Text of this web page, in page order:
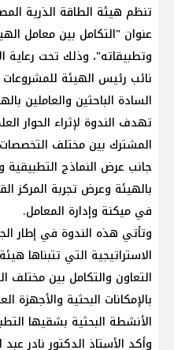
تنظم هيئة الطاقة الذرية
عنوان "التكامل بين معامل
وتطبيقاته"، وذلك تحت رعاية
نائب رئيس الهيئة
السادة الباحثين والعاملين
تهدف الندوة لإثراء الحوار
المشترك بين مختلف التخصصات
جانب عرض النماذج التطبيقية
بالهيئة وعرض تجربة المركز
في ميكنة وإدارة المعامل.
وتأتي هذه الندوة في إطار
الاستراتيجية التي تتبناها
التعاون والتكامل بين مختلف
بالإمكانات البحثية والأجهزة
الأنشطة البحثية بشقيها
وأكد الأستاذ الدكتور نادر